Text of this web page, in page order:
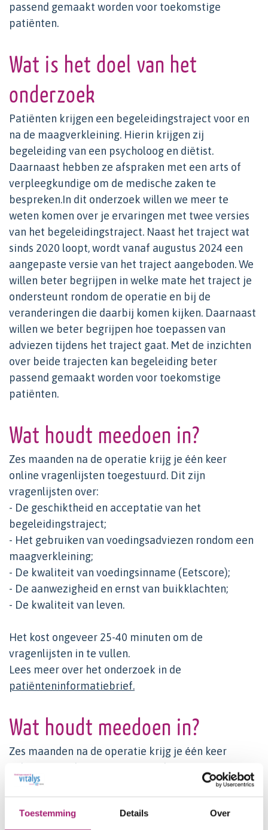
Toestemming Details Over
passend gemaakt worden voor toekomstige
patiënten.
Wat is het doel van het
onderzoek
Patiënten krijgen een begeleidingstraject voor en
na de maagverkleining. Hierin krijgen zij
begeleiding van een psycholoog en diëtist.
Daarnaast hebben ze afspraken met een arts of
verpleegkundige om de medische zaken te
bespreken.In dit onderzoek willen we meer te
weten komen over je ervaringen met twee versies
van het begeleidingstraject. Naast het traject wat
sinds 2020 loopt, wordt vanaf augustus 2024 een
aangepaste versie van het traject aangeboden. We
willen beter begrijpen in welke mate het traject je
ondersteunt rondom de operatie en bij de
veranderingen die daarbij komen kijken. Daarnaast
willen we beter begrijpen hoe toepassen van
adviezen tijdens het traject gaat. Met de inzichten
over beide trajecten kan begeleiding beter
passend gemaakt worden voor toekomstige
patiënten.
Wat houdt meedoen in?
Zes maanden na de operatie krijg je één keer
online vragenlijsten toegestuurd. Dit zijn
vragenlijsten over:
- De geschiktheid en acceptatie van het
begeleidingstraject;
- Het gebruiken van voedingsadviezen rondom een
maagverkleining;
- De kwaliteit van voedingsinname (Eetscore);
- De aanwezigheid en ernst van buikklachten;
- De kwaliteit van leven.
Het kost ongeveer 25-40 minuten om de
vragenlijsten in te vullen.
Lees meer over het onderzoek in de
patiënteninformatiebrief.
Wat houdt meedoen in?
Zes maanden na de operatie krijg je één keer
online vragenlijsten toegestuurd. Dit zijn
vragenlijsten over:
- De geschiktheid en acceptatie van het
begeleidingstraject;